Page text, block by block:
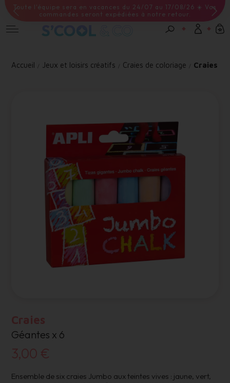
Toute l'équipe sera en vacances du 24/07 au 17/08/26 ☀️ Vos
commandes seront expédiées à notre retour.
Livraison offerte à partir de 59 euros d'achat
Mot de passe oublié ?
Accueil Jeux et loisirs créatifs Craies de coloriage Craies
Craies
Géantes x 6
3,00 €
Ensemble de six craies Jumbo aux teintes vives : jaune, vert,